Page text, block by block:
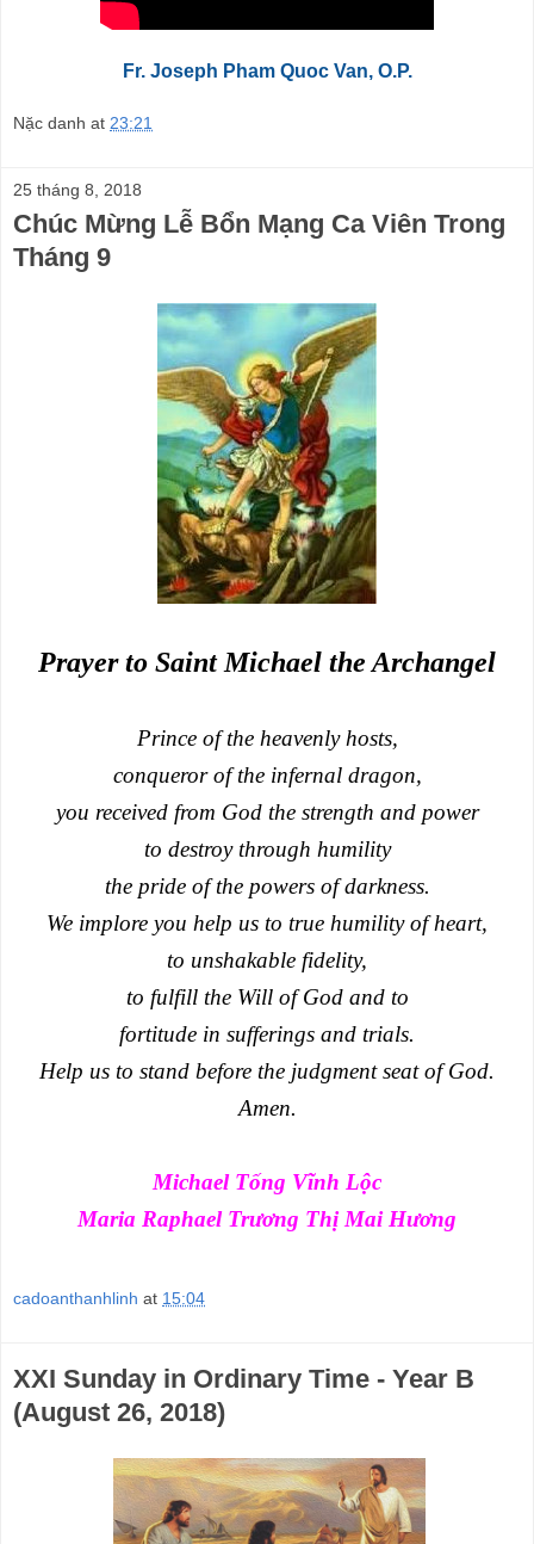
Fr. Joseph Pham Quoc Van, O.P.
Nặc danh at 23:21
25 tháng 8, 2018
Chúc Mừng Lễ Bổn Mạng Ca Viên Trong
Tháng 9
Prayer to Saint Michael the Archangel
Prince of the heavenly hosts,
conqueror of the infernal dragon,
you received from God the strength and power
to destroy through humility
the pride of the powers of darkness.
We implore you help us to true humility of heart,
to unshakable fidelity,
to fulfill the Will of God and to
fortitude in sufferings and trials.
Help us to stand before the judgment seat of God.
Amen.
Michael Tống Vĩnh Lộc
Maria Raphael Trương Thị Mai Hương
cadoanthanhlinh at 15:04
XXI Sunday in Ordinary Time - Year B
(August 26, 2018)